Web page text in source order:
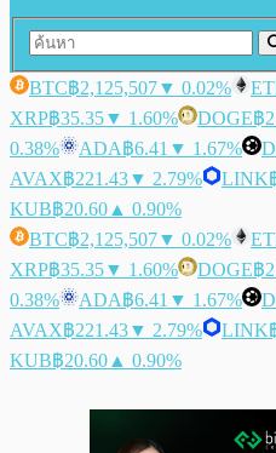
BTC฿2,125,507▼ 0.02%
XRP฿35.35▼ 1.60% DOGE฿
0.38%
ADA฿6.41 ▼ 1.67%
AVAX฿221.43▼ 2.79% LINK
KUB฿20.60 ▲ 0.90%
BTC฿2,125,507▼ 0.02%
XRP฿35.35▼ 1.60% DOGE฿
0.38%
ADA฿6.41 ▼ 1.67%
AVAX฿221.43▼ 2.79% LINK
KUB฿20.60 ▲ 0.90%